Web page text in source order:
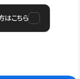
はこちら